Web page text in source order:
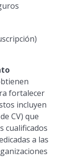
fortalecer
incluyen
CV) que
cualificados
a las